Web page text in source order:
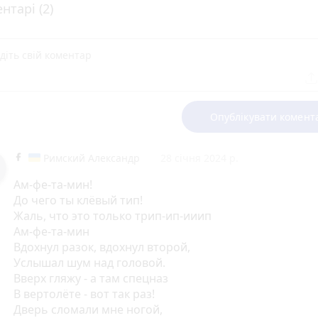
(2)
Ам-фе-та-мин!
До чего ты клёвый тип!
Жаль, что это только трип-ип-ииип
Ам-фе-та-мин
Вдохнул разок, вдохнул второй,
Услышал шум над головой.
Вверх гляжу - а там спецназ
В вертолёте - вот так раз!
Дверь сломали мне ногой,